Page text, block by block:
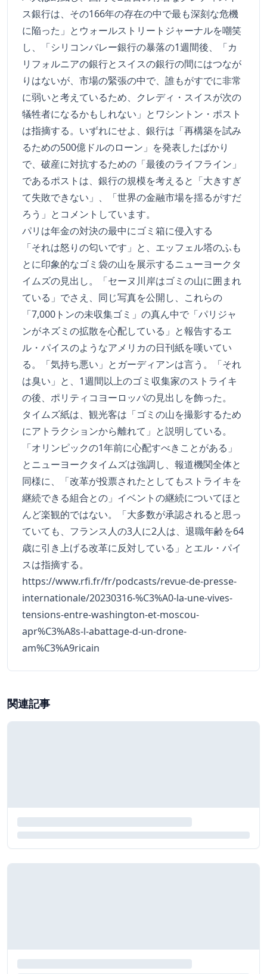
ス銀行は、その166年の存在の中で最も深刻な危機
に陥った」とウォールストリートジャーナルを嘲笑
し、「シリコンバレー銀行の暴落の1週間後、「カ
リフォルニアの銀行とスイスの銀行の間にはつなが
りはないが、市場の緊張の中で、誰もがすでに非常
に弱いと考えているため、クレディ・スイスが次の
犠牲者になるかもしれない」とワシントン・ポスト
は指摘する。いずれにせよ、銀行は「再構築を試み
るための500億ドルのローン」を発表したばかり
で、破産に対抗するための「最後のライフライン」
であるポストは、銀行の規模を考えると「大きすぎ
て失敗できない」、「世界の金融市場を揺るがすだ
ろう」とコメントしています。
パリは年金の対決の最中にゴミ箱に侵入する
「それは怒りの匂いです」と、エッフェル塔のふも
とに印象的なゴミ袋の山を展示するニューヨークタ
イムズの見出し。「セーヌ川岸はゴミの山に囲まれ
ている」でさえ、同じ写真を公開し、これらの
「7,000トンの未収集ゴミ」の真ん中で「パリジャ
ンがネズミの拡散を心配している」と報告するエ
ル・パイスのようなアメリカの日刊紙を嘆いてい
る。「気持ち悪い」とガーディアンは言う。「それ
は臭い」と、1週間以上のゴミ収集家のストライキ
の後、ポリティコヨーロッパの見出しを飾った。
タイムズ紙は、観光客は「ゴミの山を撮影するため
にアトラクションから離れて」と説明している。
「オリンピックの1年前に心配すべきことがある」
とニューヨークタイムズは強調し、報道機関全体と
同様に、「改革が投票されたとしてもストライキを
継続できる組合との」イベントの継続についてほと
んど楽観的ではない。「大多数が承認されると思っ
ていても、フランス人の3人に2人は、退職年齢を64
歳に引き上げる改革に反対している」とエル・パイ
スは指摘する。
https://www.rfi.fr/fr/podcasts/revue-de-presse-
internationale/20230316-%C3%A0-la-une-vives-
tensions-entre-washington-et-moscou-
apr%C3%A8s-l-abattage-d-un-drone-
am%C3%A9ricain
関連記事